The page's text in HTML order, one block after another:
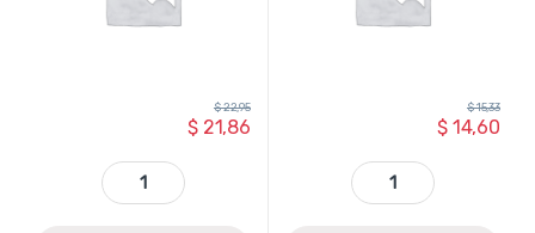
$14,60
$15,33
WHJ3502 - حمالة محرك سيارة 2 طن طقم 2 قطعة قابل للطي (278-WADFOW (mm 366 quantity
$21,86
$22,95
WHJS0301 - حمالة محرك سيارة 3 طن طقم 2 قطعة (270-410 مم ) WADFOW quantity